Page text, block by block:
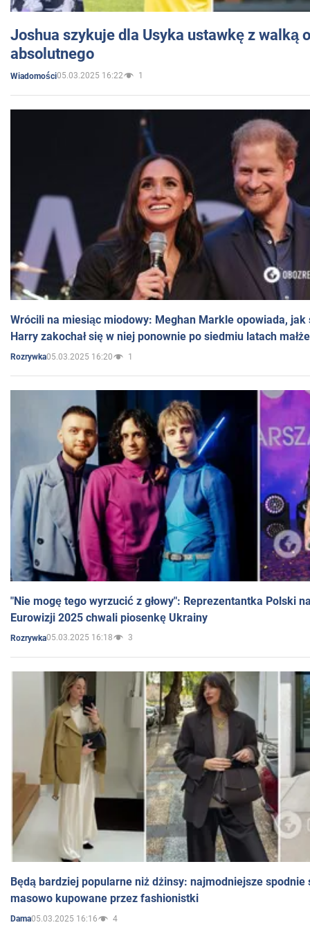
Joshua szykuje dla Usyka ustawkę z walką
absolutnego
Wiadomości05.03.2025 16:22 1
Wrócili na miesiąc miodowy: Meghan Markle opowiada, jak
Harry zakochał się w niej ponownie po siedmiu latach
Rozrywka05.03.2025 16:20 1
"Nie mogę tego wyrzucić z głowy": Reprezentantka Polski
Eurowizji 2025 chwali piosenkę Ukrainy
Rozrywka05.03.2025 16:18 3
Będą bardziej popularne niż dżinsy: najmodniejsze spodnie
masowo kupowane przez fashionistki
Dama05.03.2025 16:16 4